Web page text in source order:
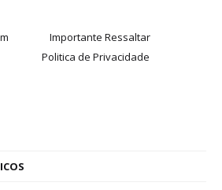
Importante Ressaltar
Politica de Privacidade